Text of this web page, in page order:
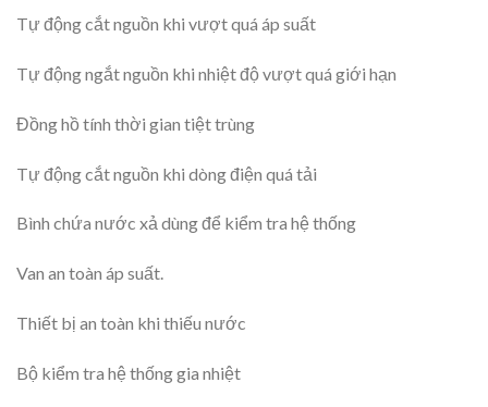
Tự động cắt nguồn khi vượt quá áp suất
Tự động ngắt nguồn khi nhiệt độ vượt quá giới hạn
Đồng hồ tính thời gian tiệt trùng
Tự động cắt nguồn khi dòng điện quá tải
Bình chứa nước xả dùng để kiểm tra hệ thống
Van an toàn áp suất.
Thiết bị an toàn khi thiếu nước
Bộ kiểm tra hệ thống gia nhiệt